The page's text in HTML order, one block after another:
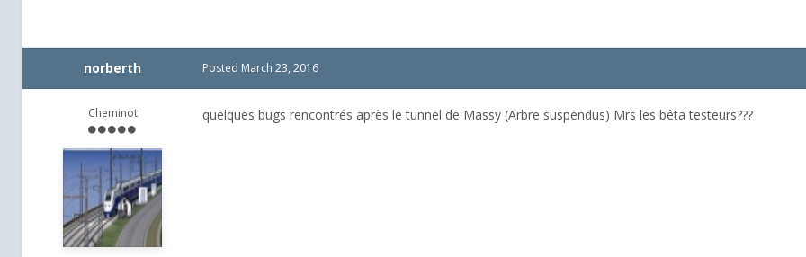
norberth
Cheminot
Posted March 23, 2016
quelques bugs rencontrés après le tunnel de Massy (Arbre suspendus) Mrs les bêta testeurs???